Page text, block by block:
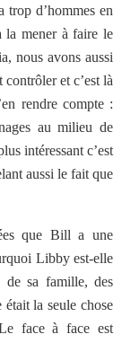
trop d’hommes en
la mener à faire le
nous avons aussi
et c’est là
rendre compte :
au milieu de
intéressant c’est
aussi le fait que
que Bill a une
Libby est-elle
sa famille, des
était la seule chose
face à face est